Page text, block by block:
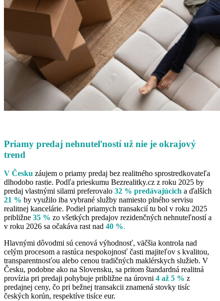
Priamy predaj nehnuteľností už nie je okrajový
trend
V Česku záujem o priamy predaj bez realitného sprostredkovateľa
dlhodobo rastie. Podľa prieskumu Bezrealitky.cz z roku 2025 by
predaj vlastnými silami preferovalo 32 % predávajúcich a ďalších
21 % by využilo iba vybrané služby namiesto plného servisu
realitnej kancelárie. Podiel priamych transakcií tu bol v roku 2025
približne 35 % zo všetkých predajov rezidenčných nehnuteľností a
v roku 2026 sa očakáva rast nad 40 %.
Hlavnými dôvodmi sú cenová výhodnosť, väčšia kontrola nad
celým procesom a rastúca nespokojnosť časti majiteľov s kvalitou,
transparentnosťou alebo cenou tradičných maklérskych služieb. V
Česku, podobne ako na Slovensku, sa pritom štandardná realitná
provízia pri predaji pohybuje približne na úrovni 4 až 5 % z
predajnej ceny, čo pri bežnej transakcii znamená stovky tisíc
českých korún, respektíve tisíce eur.